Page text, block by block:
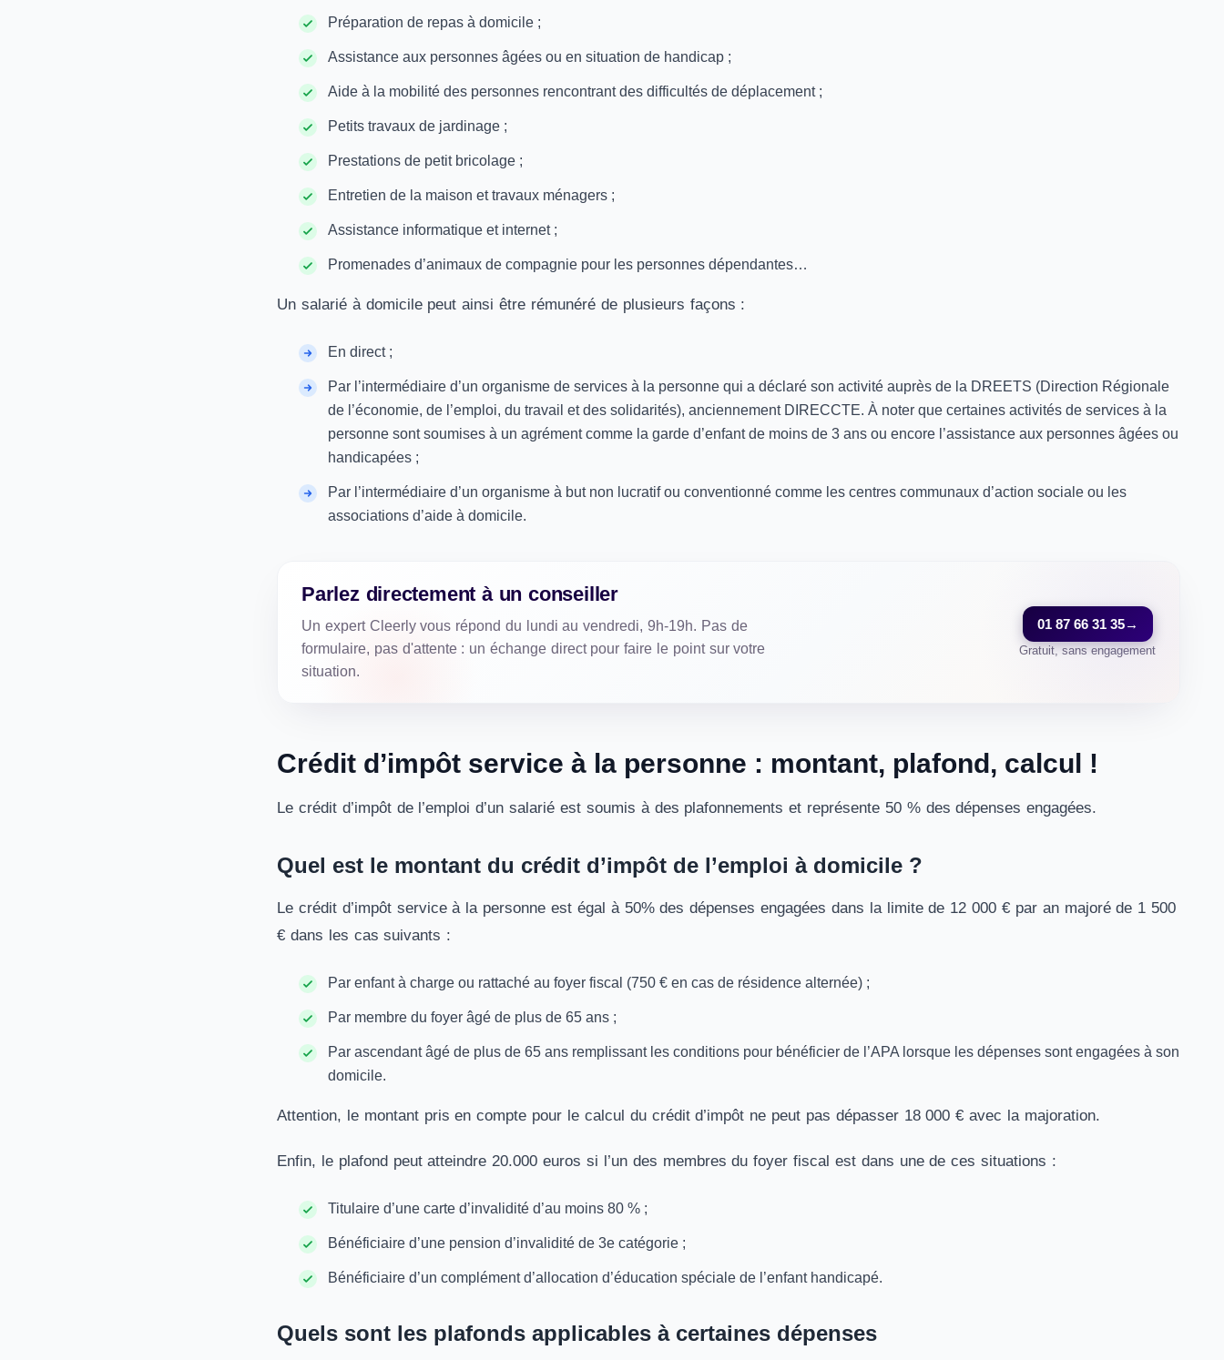
Préparation de repas à domicile ;
Assistance aux personnes âgées ou en situation de handicap ;
Aide à la mobilité des personnes rencontrant des difficultés de déplacement ;
Petits travaux de jardinage ;
Prestations de petit bricolage ;
Entretien de la maison et travaux ménagers ;
Assistance informatique et internet ;
Promenades d’animaux de compagnie pour les personnes dépendantes…
Un salarié à domicile peut ainsi être rémunéré de plusieurs façons :
En direct ;
Par l’intermédiaire d’un organisme de services à la personne qui a déclaré son activité auprès de la DREETS (Direction Régionale
de l’économie, de l’emploi, du travail et des solidarités), anciennement DIRECCTE. À noter que certaines activités de services à la
personne sont soumises à un agrément comme la garde d’enfant de moins de 3 ans ou encore l’assistance aux personnes âgées ou
handicapées ;
Par l’intermédiaire d’un organisme à but non lucratif ou conventionné comme les centres communaux d’action sociale ou les
associations d’aide à domicile.
Parlez directement à un conseiller
Un expert Cleerly vous répond du lundi au vendredi, 9h-19h. Pas de
formulaire, pas d'attente : un échange direct pour faire le point sur votre
situation.
01 87 66 31 35→
Gratuit, sans engagement
Crédit d’impôt service à la personne : montant, plafond, calcul !
Le crédit d’impôt de l’emploi d’un salarié est soumis à des plafonnements et représente 50 % des dépenses engagées.
Quel est le montant du crédit d’impôt de l’emploi à domicile ?
Le crédit d’impôt service à la personne est égal à 50% des dépenses engagées dans la limite de 12 000 € par an majoré de 1 500
€ dans les cas suivants :
Par enfant à charge ou rattaché au foyer fiscal (750 € en cas de résidence alternée) ;
Par membre du foyer âgé de plus de 65 ans ;
Par ascendant âgé de plus de 65 ans remplissant les conditions pour bénéficier de l’APA lorsque les dépenses sont engagées à son
domicile.
Attention, le montant pris en compte pour le calcul du crédit d’impôt ne peut pas dépasser 18 000 € avec la majoration.
Enfin, le plafond peut atteindre 20.000 euros si l’un des membres du foyer fiscal est dans une de ces situations :
Titulaire d’une carte d’invalidité d’au moins 80 % ;
Bénéficiaire d’une pension d’invalidité de 3e catégorie ;
Bénéficiaire d’un complément d’allocation d’éducation spéciale de l’enfant handicapé.
Quels sont les plafonds applicables à certaines dépenses